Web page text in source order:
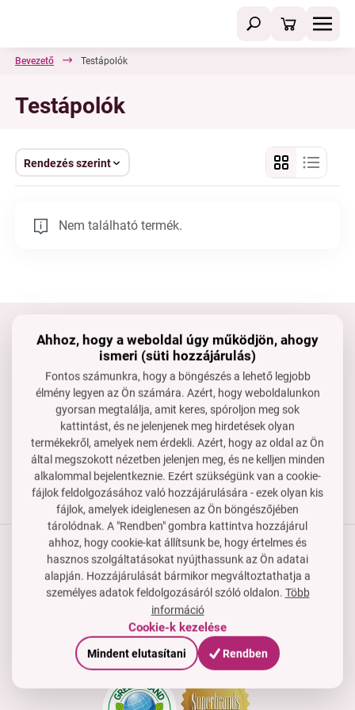
Bevezető Testápolók
Testápolók
Rendezés szerint
Nem található termék.
Tartsd velünk a kapcsolatot
Készséggel állunk rendelkezésedre, ha segítségre van
szükséged.
rendeles@dedraclub.hu
+3614451772
H–P: 8-15 óra
Termékek
Vásárlási útmutató
Cég
Tanúsítványok, díjak és tagság
Ahhoz, hogy a weboldal úgy működjön, ahogy
ismeri (süti hozzájárulás)
Fontos számunkra, hogy a böngészés a lehető legjobb
élmény legyen az Ön számára. Azért, hogy weboldalunkon
gyorsan megtalálja, amit keres, spóroljon meg sok
kattintást, és ne jelenjenek meg hirdetések olyan
termékekről, amelyek nem érdekli. Azért, hogy az oldal az Ön
által megszokott nézetben jelenjen meg, és ne kelljen minden
alkalommal bejelentkeznie. Ezért szükségünk van a cookie-
fájlok feldolgozásához való hozzájárulására - ezek olyan kis
fájlok, amelyek ideiglenesen az Ön böngészőjében
tárolódnak. A "Rendben" gombra kattintva hozzájárul
ahhoz, hogy cookie-kat állítsunk be, hogy értelmes és
hasznos szolgáltatásokat nyújthassunk az Ön adatai
alapján. Hozzájárulását bármikor megváltoztathatja a
személyes adatok feldolgozásáról szóló oldalon. Több
információ
Cookie-k kezelése
Mindent elutasítani Rendben